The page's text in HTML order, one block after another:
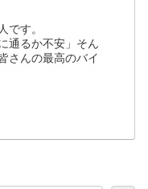
です。
通るか不安」そん
さんの最高のバイ